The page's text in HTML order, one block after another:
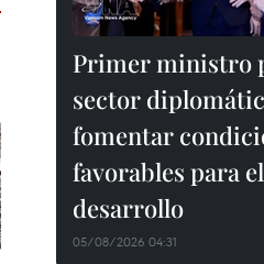
Primer ministro
sector
fomentar
favorables para el
desarrollo
05/08/2026 04:31